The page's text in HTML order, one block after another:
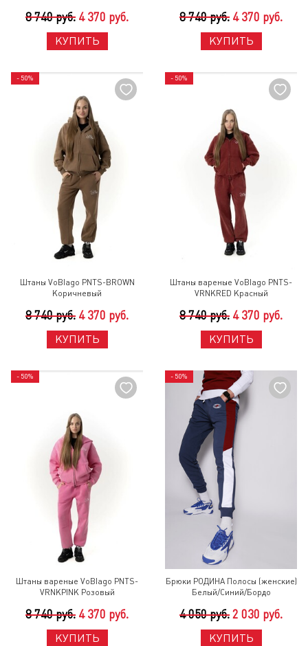
8 740 руб. 4 370 руб.
КУПИТЬ
8 740 руб. 4 370 руб.
КУПИТЬ
- 50%
Штаны VoBlago PNTS-BROWN
Коричневый
8 740 руб. 4 370 руб.
КУПИТЬ
- 50%
Штаны вареные VoBlago PNTS-
VRNKRED Красный
8 740 руб. 4 370 руб.
КУПИТЬ
- 50%
Штаны вареные VoBlago PNTS-
VRNKPINK Розовый
8 740 руб. 4 370 руб.
КУПИТЬ
- 50%
Брюки РОДИНА Полосы (женские)
Белый/Синий/Бордо
4 050 руб. 2 030 руб.
КУПИТЬ